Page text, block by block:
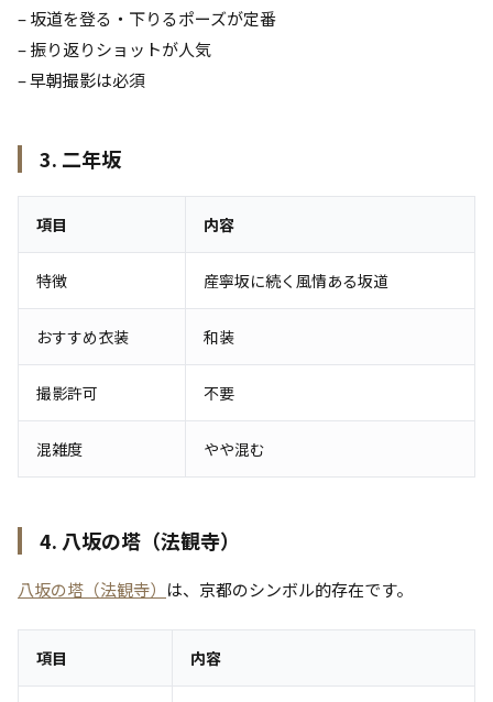
– 坂道を登る・下りるポーズが定番
– 振り返りショットが人気
– 早朝撮影は必須
3. 二年坂
項目 内容
特徴 産寧坂に続く風情ある坂道
おすすめ衣装 和装
撮影許可 不要
混雑度 やや混む
4. 八坂の塔（法観寺）
八坂の塔（法観寺） は、京都のシンボル的存在です。
項目 内容